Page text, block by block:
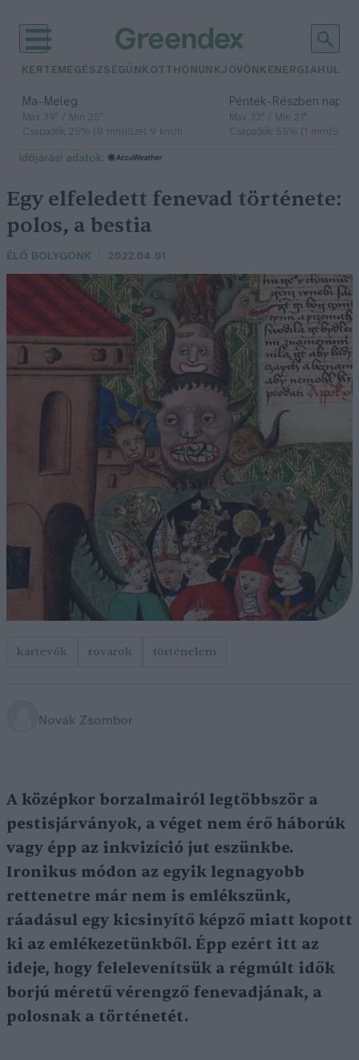
KERTEM EGÉSZSÉGÜNK OTTHONUNKJÖVŐNK ENERGIA
Ma– Meleg
Max 39° / Min 25°
Csapadék: 25% (0 mm)Szél: 9 km/h
Péntek– Részben
Max 33° / Min 21°
Csapadék: 55% (1 mm)Szél:
időjárási adatok:
Egy elfeledett fenevad története:
polos, a bestia
ÉLŐ BOLYGÓNK 2022.04.01
kártevők rovarok történelem
Novák Zsombor
A középkor borzalmairól legtöbbször a
pestisjárványok, a véget nem érő háborúk
vagy épp az inkvizíció jut eszünkbe.
Ironikus módon az egyik legnagyobb
rettenetre már nem is emlékszünk,
ráadásul egy kicsinyítő képző miatt kopott
ki az emlékezetünkből. Épp ezért itt az
ideje, hogy felelevenítsük a régmúlt idők
borjú méretű vérengző fenevadjának, a
polosnak a történetét.